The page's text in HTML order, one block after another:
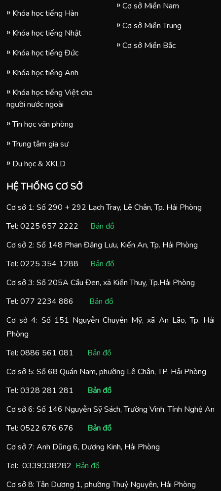
Khóa học tiếng Hàn
Khóa học tiếng Nhật
Khóa học tiếng Đức
Khóa học tiếng Anh
Khóa học tiếng Việt cho
người nước ngoài
Tin học văn phòng
Trung tâm gia sư
Du học & XKLD
Cơ sở Miền Nam
Cơ sở Miền Trung
Cơ sở Miền Bắc
HỆ THỐNG CƠ SỞ
Cơ sở 1: Số 290 + 292 Lạch Tray, Lê Chân, Tp. Hải Phòng
Tel: 0225 657 2222
Bản đồ
Cơ sở 2: Số 148 Phan Đăng Lưu, Kiến An, Tp. Hải Phòng
Tel: 0225 354 1288
Bản đồ
Cơ sở 3: Số 205A Cầu Đen, xã Kiến Thuỵ, Tp.Hải Phòng
Tel: 077 2234 886
Bản đồ
Cơ sở 4: Số 151 Nguyễn Chuyên Mỹ, xã An Lão, Tp. Hải
Phòng
Tel: 0886 561 081
Bản đồ
Cơ sở 5: Số 68 Quán Nam, phường Lê Chân, TP. Hải Phòng
Tel: 0328 281 281
Bản đồ
Cơ sở 6: Số 146 Nguyễn Sỹ Sách, Trường Vinh, Tỉnh Nghệ An
Tel: 0522 676 676
Bản đồ
Cơ sở 7: Anh Dũng 6, Dương Kinh, Hải Phòng
Tel: 0339338282 Bản đồ
Cơ sở 8: Tân Dương 1, phường Thuỷ Nguyên, Hải Phòng